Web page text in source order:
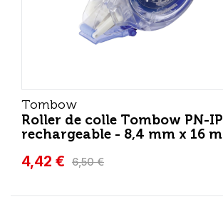
Tombow
Roller de colle Tombow PN-IP
rechargeable - 8,4 mm x 16 m
4,42 € 6,50 €